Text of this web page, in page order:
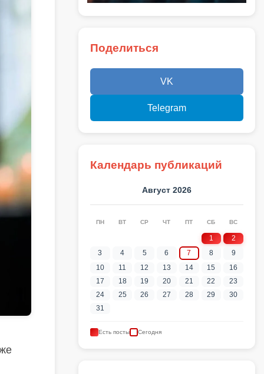
Поделиться
VK
Telegram
Календарь публикаций
Август 2026
ПН ВТ СР ЧТ ПТ СБ ВС
1
2
3
4 5 6 7 8
9
10
11 12 13 14 15
16
17
18 19 20 21 22
23
24
25 26 27 28 29
30
31
Есть посты Сегодня